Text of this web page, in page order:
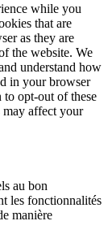
while you
that are
as they are
the website. We
understand how
in your browser
opt-out of these
may affect your
au bon
les fonctionnalités
manière